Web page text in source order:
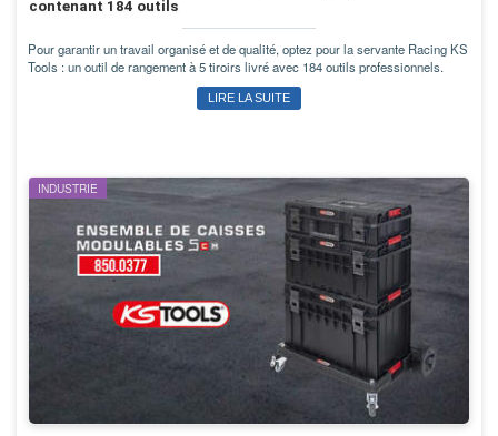
contenant 184 outils
Pour garantir un travail organisé et de qualité, optez pour la servante Racing KS
Tools : un outil de rangement à 5 tiroirs livré avec 184 outils professionnels.
LIRE LA SUITE
INDUSTRIE